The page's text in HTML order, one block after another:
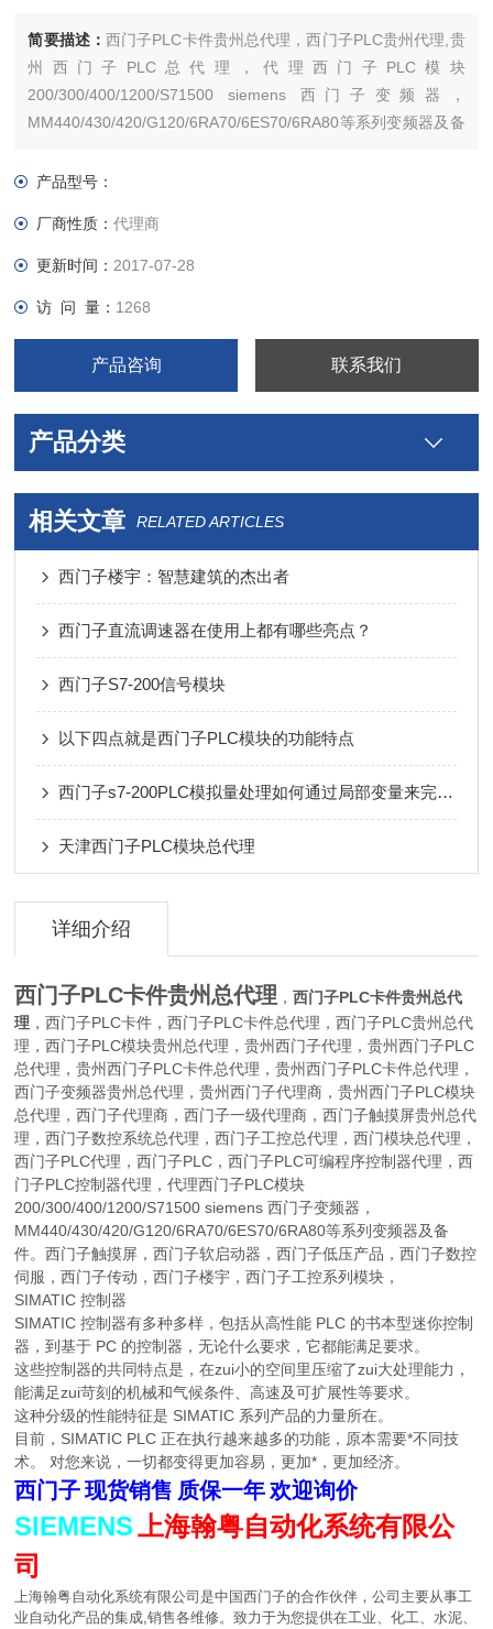
简要描述：西门子PLC卡件贵州总代理，西门子PLC贵州代理,贵
州西门子PLC总代理，代理西门子PLC模块
200/300/400/1200/S71500 siemens 西门子变频器，
MM440/430/420/G120/6RA70/6ES70/6RA80等系列变频器及备
数控伺服，西门子传动，西门子楼宇，西门子工控系列模块，
产品型号：
厂商性质：代理商
更新时间： 2017-07-28
访 问 量： 1268
产品咨询 联系我们
产品分类
相关文章 RELATED ARTICLES
西门子楼宇：智慧建筑的杰出者
西门子直流调速器在使用上都有哪些亮点？
西门子S7-200信号模块
以下四点就是西门子PLC模块的功能特点
西门子s7-200PLC模拟量处理如何通过局部变量来完成?
天津西门子PLC模块总代理
详细介绍
西门子PLC卡件贵州总代理 ，西门子PLC卡件贵州总代
理 ，西门子PLC卡件，西门子PLC卡件总代理，西门子PLC贵州总代
理，西门子PLC模块贵州总代理，贵州西门子代理，贵州西门子PLC
总代理，贵州西门子PLC卡件总代理，贵州西门子PLC卡件总代理，
西门子变频器贵州总代理，贵州西门子代理商，贵州西门子PLC模块
总代理，西门子代理商，西门子一级代理商，西门子触摸屏贵州总代
理，西门子数控系统总代理，西门子工控总代理，西门模块总代理，
西门子PLC代理，西门子PLC，西门子PLC可编程序控制器代理，西
门子PLC控制器代理，代理西门子PLC模块
200/300/400/1200/S71500 siemens 西门子变频器，
MM440/430/420/G120/6RA70/6ES70/6RA80等系列变频器及备
件。西门子触摸屏，西门子软启动器，西门子低压产品，西门子数控
伺服，西门子传动，西门子楼宇，西门子工控系列模块，
SIMATIC 控制器
SIMATIC 控制器有多种多样，包括从高性能 PLC 的书本型迷你控制
器，到基于 PC 的控制器，无论什么要求，它都能满足要求。
这些控制器的共同特点是，在zui小的空间里压缩了zui大处理能力，
能满足zui苛刻的机械和气候条件、高速及可扩展性等要求。
这种分级的性能特征是 SIMATIC 系列产品的力量所在。
目前，SIMATIC PLC 正在执行越来越多的功能，原本需要*不同技
术。 对您来说，一切都变得更加容易，更加*，更加经济。
西门子 现货销售 质保一年 欢迎询价
SIEMENS 上海翰粤自动化系统有限公
司
上海翰粤自动化系统有限公司是中国西门子的合作伙伴，公司主要从事工
业自动化产品的集成,销售各维修。致力于为您提供在工业、化工、水泥、